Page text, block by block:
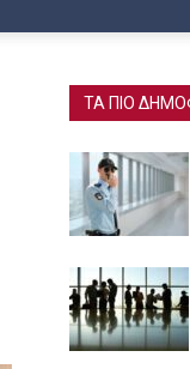
ΤΑ ΠΙΟ